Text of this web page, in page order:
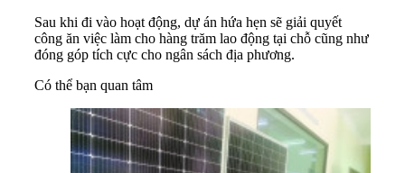
Sau khi đi vào hoạt động, dự án hứa hẹn sẽ giải quyết
công ăn việc làm cho hàng trăm lao động tại chỗ cũng như
đóng góp tích cực cho ngân sách địa phương.
Có thể bạn quan tâm